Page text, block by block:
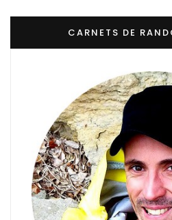
CARNETS DE